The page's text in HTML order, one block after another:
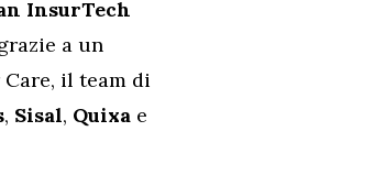
InsurTech
a un
il team di
, Sisal, Quixa e